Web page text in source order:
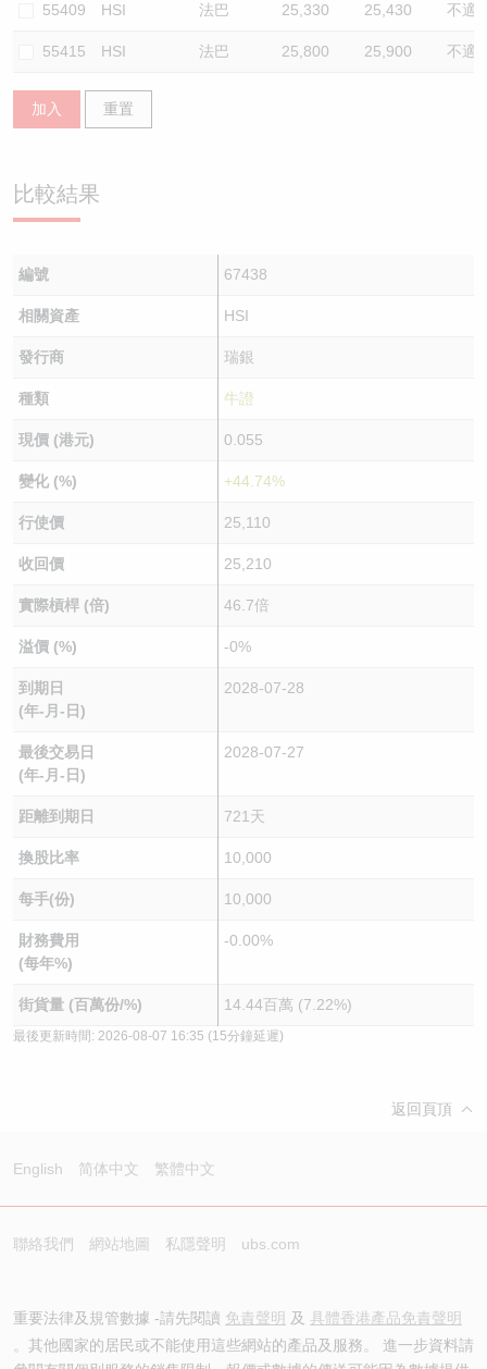
55409 HSI 法巴 25,330 25,430 不適
55415 HSI 法巴 25,800 25,900 不適
加入 重置
比較結果
編號 67438
相關資產 HSI
發行商 瑞銀
種類 牛證
現價 (港元) 0.055
變化 (%) +44.74%
行使價 25,110
收回價 25,210
實際槓桿 (倍) 46.7倍
溢價 (%) -0%
到期日
(年-月-日)
2028-07-28
最後交易日
(年-月-日)
2028-07-27
距離到期日 721天
換股比率 10,000
每手(份) 10,000
財務費用
(每年%)
-0.00%
街貨量 (百萬份/%) 14.44百萬 (7.22%)
最後更新時間: 2026-08-07 16:35 (15分鐘延遲)
返回頁頂
English 简体中文 繁體中文
聯絡我們 網站地圖 私隱聲明 ubs.com
重要法律及規管數據 -請先閱讀 免責聲明 及 具體香港產品免責聲明
。其他國家的居民或不能使用這些網站的產品及服務。 進一步資料請